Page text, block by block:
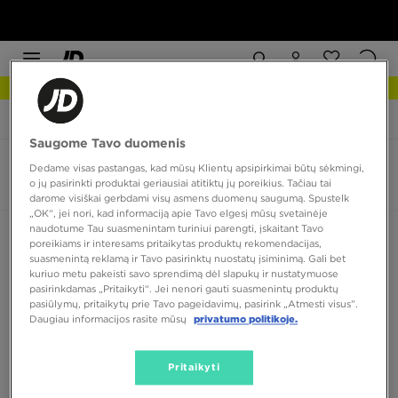
JD Sports Nanny State Tony
Nanny State Tony
0 produktų
Rūšiuoti:Rekomenduojama Filtruoti
Nėra produktų, kuriuos būtų galima parodyti
Saugome Tavo duomenis
Dedame visas pastangas, kad mūsų Klientų apsipirkimai būtų sėkmingi,
o jų pasirinkti produktai geriausiai atitiktų jų poreikius. Tačiau tai
darome visiškai gerbdami visų asmens duomenų saugumą. Spustelk
„OK“, jei nori, kad informaciją apie Tavo elgesį mūsų svetainėje
naudotume Tau suasmenintam turiniui parengti, įskaitant Tavo
poreikiams ir interesams pritaikytas produktų rekomendacijas,
suasmenintą reklamą ir Tavo pasirinktų nuostatų įsiminimą. Gali bet
kuriuo metu pakeisti savo sprendimą dėl slapukų ir nustatymuose
pasirinkdamas „Pritaikyti“. Jei nenori gauti suasmenintų produktų
pasiūlymų, pritaikytų prie Tavo pageidavimų, pasirink „Atmesti visus”.
Daugiau informacijos rasite mūsų
privatumo politikoje.
Pritaikyti